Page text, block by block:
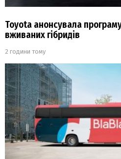
Toyota анонсувала
вживаних гібридів
2 години тому